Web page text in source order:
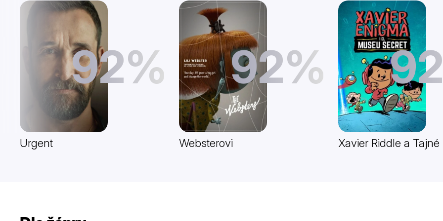
92%
Urgent
92%
Websterovi Xavier Riddle a